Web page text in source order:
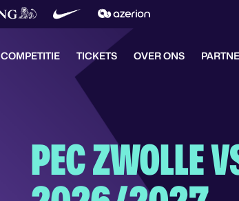
COMPETITIE TICKETS OVER ONS
PEC ZWOLLE